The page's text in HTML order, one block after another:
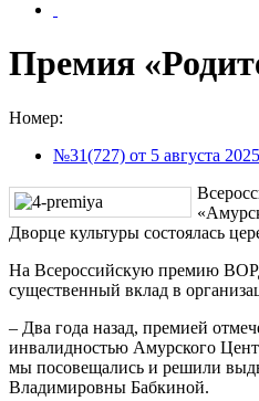
Премия
Номер:
№31(727) от 5 августа 2025
Дворце культуры состоялась
На Всероссийскую премию
существенный вклад в
‒ Два года назад, премией
инвалидностью Амурского
мы посовещались и решили
Владимировны Бабкиной.